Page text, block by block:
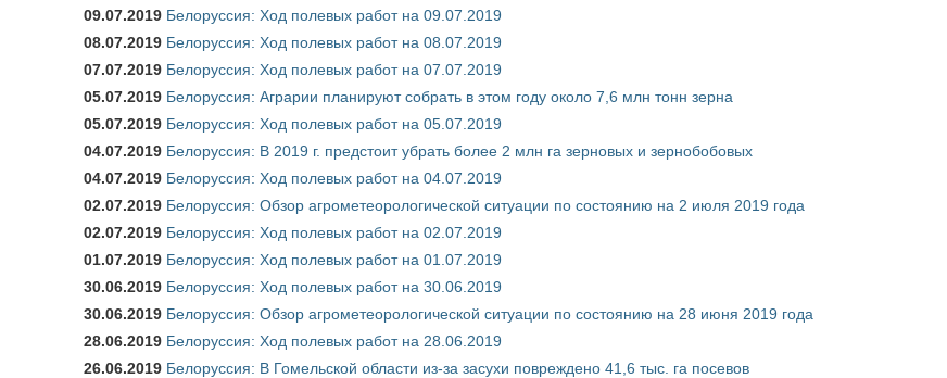
09.07.2019 Белоруссия: Ход полевых работ на 09.07.2019
08.07.2019 Белоруссия: Ход полевых работ на 08.07.2019
07.07.2019 Белоруссия: Ход полевых работ на 07.07.2019
05.07.2019 Белоруссия: Аграрии планируют собрать в этом году около 7,6 млн тонн зерна
05.07.2019 Белоруссия: Ход полевых работ на 05.07.2019
04.07.2019 Белоруссия: В 2019 г. предстоит убрать более 2 млн га зерновых и зернобобовых
04.07.2019 Белоруссия: Ход полевых работ на 04.07.2019
02.07.2019 Белоруссия: Обзор агрометеорологической ситуации по состоянию на 2 июля 2019 года
02.07.2019 Белоруссия: Ход полевых работ на 02.07.2019
01.07.2019 Белоруссия: Ход полевых работ на 01.07.2019
30.06.2019 Белоруссия: Ход полевых работ на 30.06.2019
30.06.2019 Белоруссия: Обзор агрометеорологической ситуации по состоянию на 28 июня 2019 года
28.06.2019 Белоруссия: Ход полевых работ на 28.06.2019
26.06.2019 Белоруссия: В Гомельской области из-за засухи повреждено 41,6 тыс. га посевов